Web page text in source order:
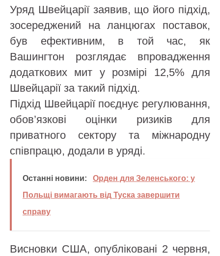
Уряд Швейцарії заявив, що його підхід,
зосереджений на ланцюгах поставок,
був ефективним, в той час, як
Вашингтон розглядає впровадження
додаткових мит у розмірі 12,5% для
Швейцарії за такий підхід.
Підхід Швейцарії поєднує регулювання,
обов’язкові оцінки ризиків для
приватного сектору та міжнародну
співпрацю, додали в уряді.
Останні новини:
Орден для Зеленського: у
Польщі вимагають від Туска завершити
справу
Висновки США, опубліковані 2 червня,